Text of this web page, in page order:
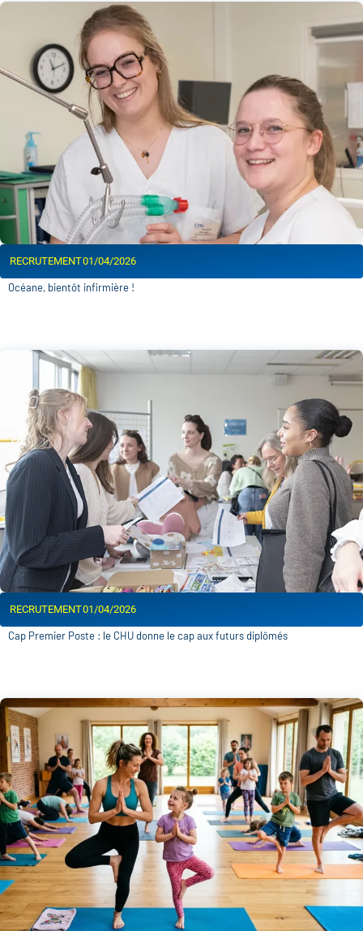
RECRUTEMENT01/04/2026
Océane, bientôt infirmière !
RECRUTEMENT01/04/2026
Cap Premier Poste : le CHU donne le cap aux futurs diplômés